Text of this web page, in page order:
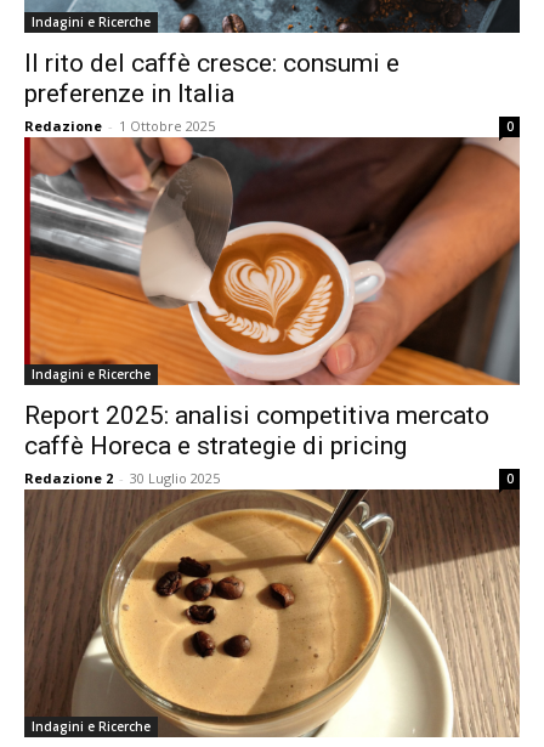
Indagini e Ricerche
Il rito del caffè cresce: consumi e
preferenze in Italia
Redazione - 1 Ottobre 2025 0
Indagini e Ricerche
Report 2025: analisi competitiva mercato
caffè Horeca e strategie di pricing
Redazione 2 - 30 Luglio 2025 0
Indagini e Ricerche